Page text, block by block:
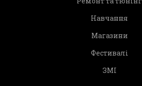
Навчання
Магазини
Фестивалі
ЗМІ